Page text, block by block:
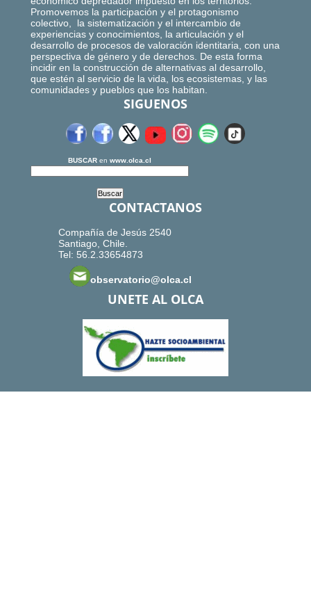
Promovemos la participación y el protagonismo
colectivo, la sistematización y el intercambio de
experiencias y conocimientos, la articulación y el
desarrollo de procesos de valoración identitaria, con una
perspectiva de género y de derechos. De esta forma
incidir en la construcción de alternativas al desarrollo,
que estén al servicio de la vida, los ecosistemas, y las
comunidades y pueblos que los habitan.
SIGUENOS
BUSCAR en www.olca.cl
CONTACTANOS
Compañía de Jesús 2540
Santiago, Chile.
Tel: 56.2.33654873
observatorio@olca.cl
UNETE AL OLCA